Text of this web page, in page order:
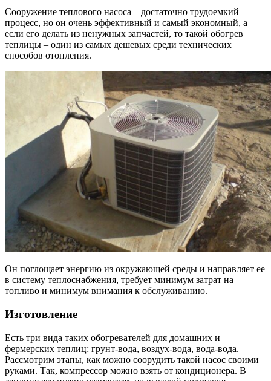
Сооружение теплового насоса – достаточно трудоемкий
процесс, но он очень эффективный и самый экономный, а
если его делать из ненужных запчастей, то такой обогрев
теплицы – один из самых дешевых среди технических
способов отопления.
Он поглощает энергию из окружающей среды и направляет ее
в систему теплоснабжения, требует минимум затрат на
топливо и минимум внимания к обслуживанию.
Изготовление
Есть три вида таких обогревателей для домашних и
фермерских теплиц: грунт-вода, воздух-вода, вода-вода.
Рассмотрим этапы, как можно соорудить такой насос своими
руками. Так, компрессор можно взять от кондиционера. В